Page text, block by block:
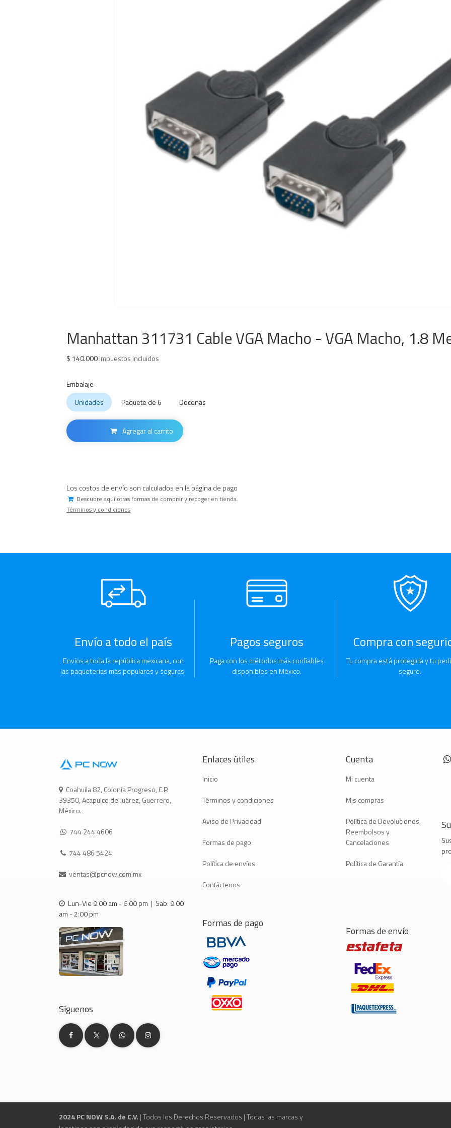
Manhattan 311731 Cable VGA Macho - VGA Macho, 1.8
$ 140.000Impuestos incluidos
Embalaje
Unidades
Paquete de 6 Docenas
Agregar al carrito
Los costos de envío son calculados en la página de pago
Descubre aquí otras formas de comprar y recoger en tienda.
Términos y condiciones
Envío a todo el país
Envíos a toda la república mexicana, con
las paqueterías más populares y seguras.
Pagos seguros
Paga con los métodos más confiables
disponibles en México.
Compra con
Tu compra está protegida y tu
seguro.
Coahuila 82, Colonia Progreso, C.P.
39350, Acapulco de Juárez, Guerrero,
México.
744 244 4606
744 486 5424
ventas@pcnow.com.mx
Lun-Vie 9:00 am - 6:00 pm | Sab: 9:00
am - 2:00 pm
Síguenos
Enlaces útiles
Inicio
Términos y condiciones
Aviso de Privacidad
Formas de pago
Política de envíos
Contáctenos
Formas de pago
Cuenta
Mi cuenta
Mis compras
Política de Devoluciones,
Reembolsos y
Cancelaciones
Política de Garantía
Formas de envío
2024 PC NOW S.A. de C.V. | Todos los Derechos Reservados | Todas las marcas y